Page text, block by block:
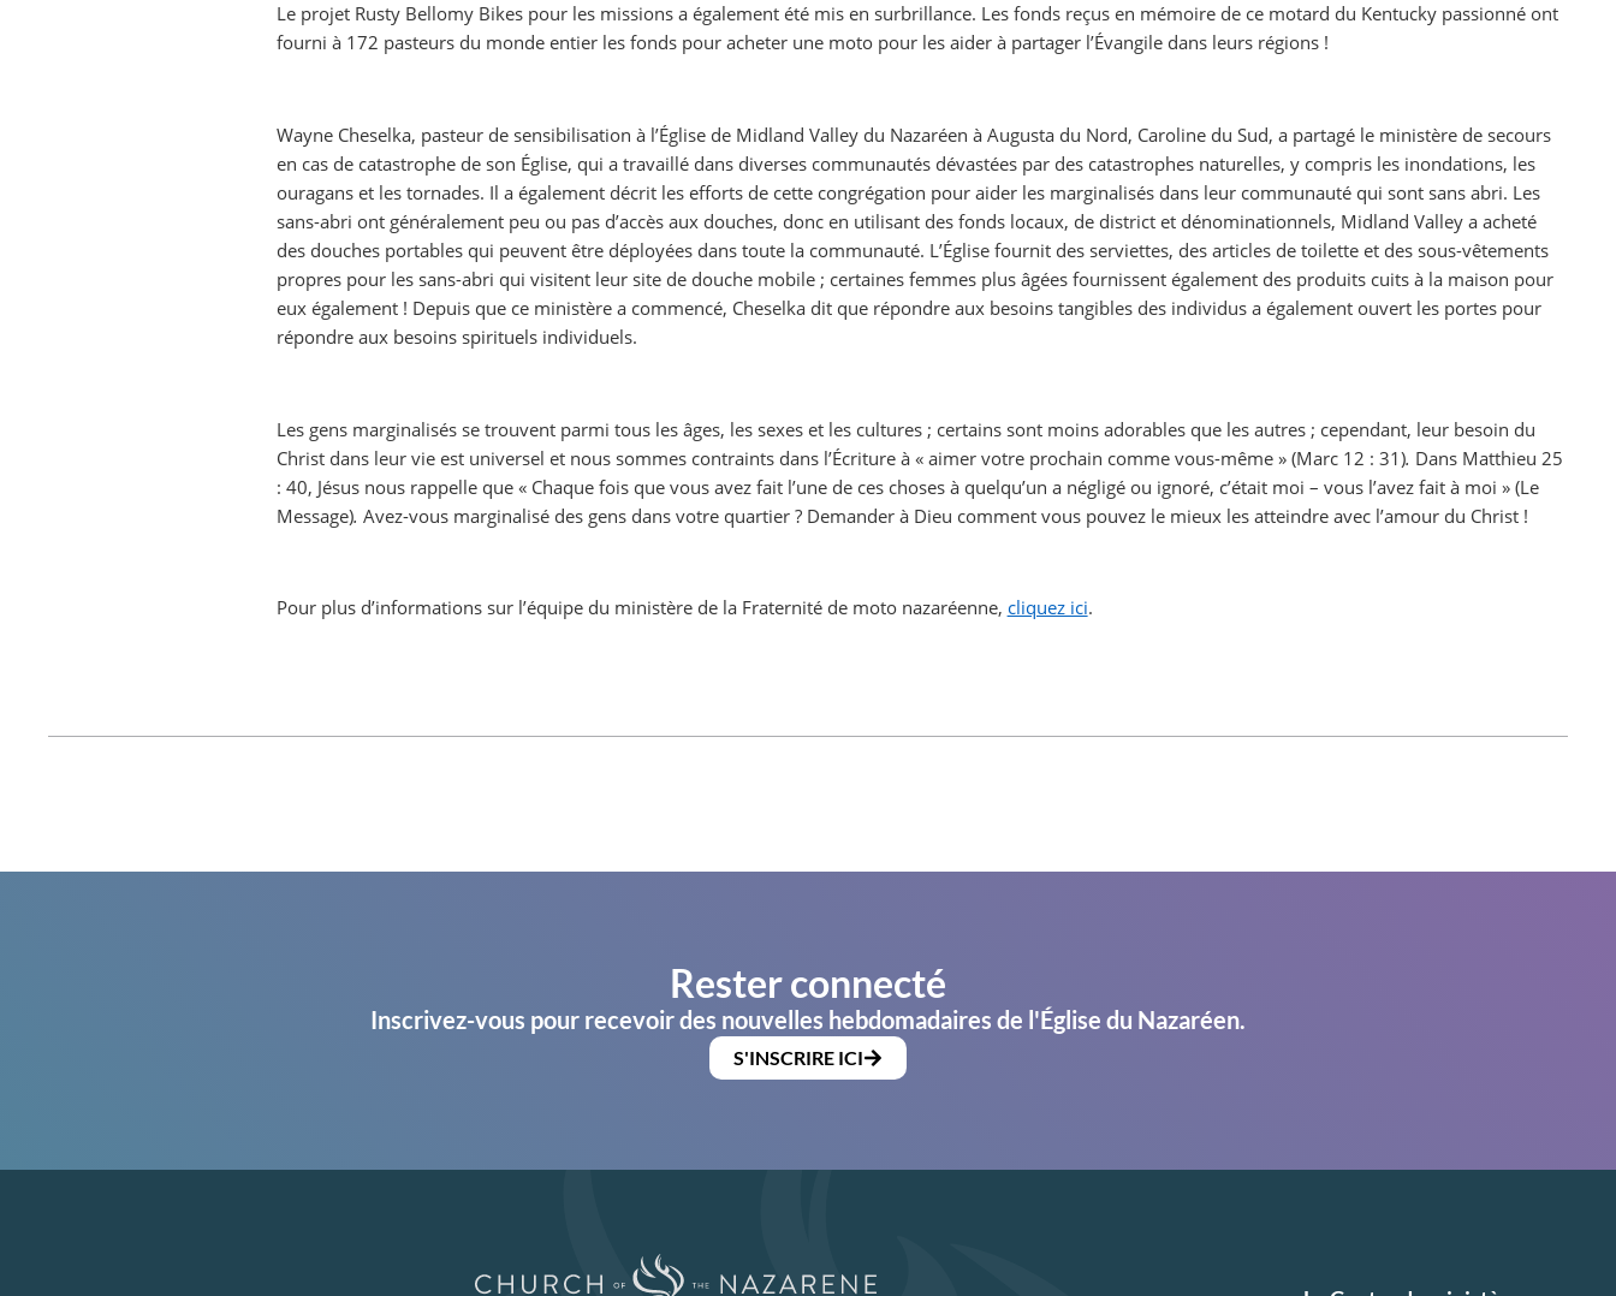
Le projet Rusty Bellomy Bikes pour les missions a également été mis en surbrillance. Les fonds reçus en mémoire de ce motard du Kentucky passionné ont
fourni à 172 pasteurs du monde entier les fonds pour acheter une moto pour les aider à partager l’Évangile dans leurs régions !
Wayne Cheselka, pasteur de sensibilisation à l’Église de Midland Valley du Nazaréen à Augusta du Nord, Caroline du Sud, a partagé le ministère de secours
en cas de catastrophe de son Église, qui a travaillé dans diverses communautés dévastées par des catastrophes naturelles, y compris les inondations, les
ouragans et les tornades. Il a également décrit les efforts de cette congrégation pour aider les marginalisés dans leur communauté qui sont sans abri. Les
sans-abri ont généralement peu ou pas d’accès aux douches, donc en utilisant des fonds locaux, de district et dénominationnels, Midland Valley a acheté
des douches portables qui peuvent être déployées dans toute la communauté. L’Église fournit des serviettes, des articles de toilette et des sous-vêtements
propres pour les sans-abri qui visitent leur site de douche mobile ; certaines femmes plus âgées fournissent également des produits cuits à la maison pour
eux également ! Depuis que ce ministère a commencé, Cheselka dit que répondre aux besoins tangibles des individus a également ouvert les portes pour
répondre aux besoins spirituels individuels.
Les gens marginalisés se trouvent parmi tous les âges, les sexes et les cultures ; certains sont moins adorables que les autres ; cependant, leur besoin du
Christ dans leur vie est universel et nous sommes contraints dans l’Écriture à « aimer votre prochain comme vous-même » (Marc 12 : 31). Dans Matthieu 25
: 40, Jésus nous rappelle que « Chaque fois que vous avez fait l’une de ces choses à quelqu’un a négligé ou ignoré, c’était moi – vous l’avez fait à moi » (Le
Message). Avez-vous marginalisé des gens dans votre quartier ? Demander à Dieu comment vous pouvez le mieux les atteindre avec l’amour du Christ !
Pour plus d’informations sur l’équipe du ministère de la Fraternité de moto nazaréenne, cliquez ici.
Rester connecté
Inscrivez-vous pour recevoir des nouvelles hebdomadaires de l'Église du Nazaréen.
S'INSCRIRE ICI